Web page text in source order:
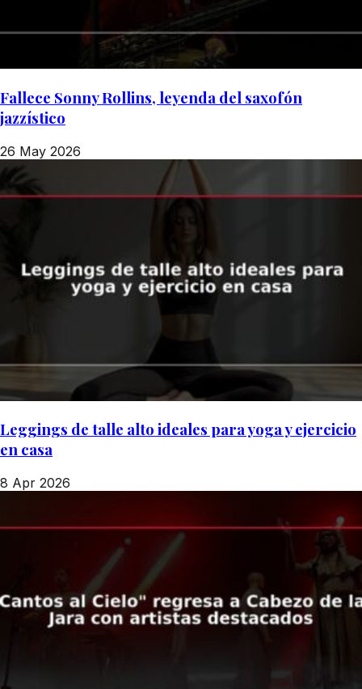
Fallece Sonny Rollins, leyenda del saxofón
jazzístico
26 May 2026
Leggings de talle alto ideales para yoga y ejercicio
en casa
8 Apr 2026